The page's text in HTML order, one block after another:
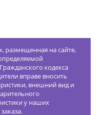
размещенная на сайте,
кодекса
вправе вносить
внешний вид и
у наших